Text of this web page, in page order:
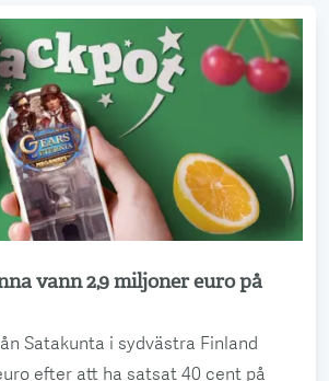
vann 2,9 miljoner euro på
Satakunta i sydvästra Finland
efter att ha satsat 40 cent på